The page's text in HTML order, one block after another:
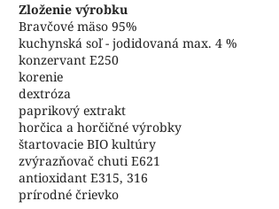
Zloženie výrobku
Bravčové mäso 95%
kuchynská soľ - jodidovaná max. 4 %
konzervant E250
korenie
dextróza
paprikový extrakt
horčica a horčičné výrobky
štartovacie BIO kultúry
zvýrazňovač chuti E621
antioxidant E315, 316
prírodné črievko